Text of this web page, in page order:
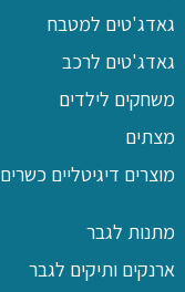
גאדג'טים למטבח
גאדג'טים לרכב
משחקים לילדים
מצתים
מוצרים דיגיטליים כשרים
מתנות לגבר
ארנקים ותיקים לגבר